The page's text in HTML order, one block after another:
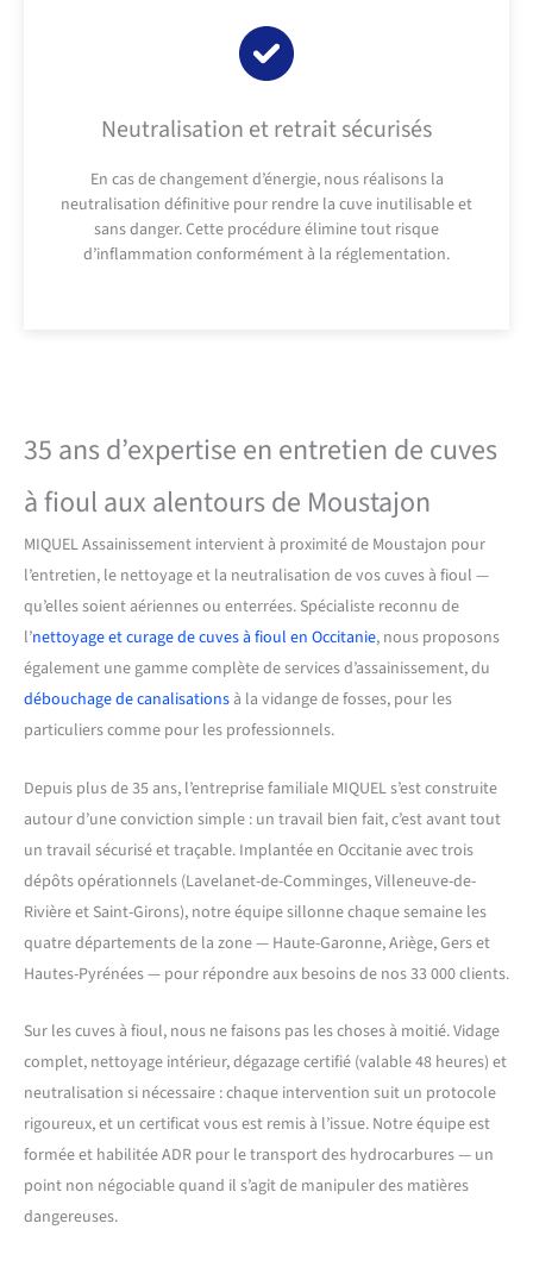
Neutralisation et retrait sécurisés
En cas de changement d’énergie, nous réalisons la
neutralisation définitive pour rendre la cuve inutilisable et
sans danger. Cette procédure élimine tout risque
d’inflammation conformément à la réglementation.
35 ans d’expertise en entretien de cuves
à fioul aux alentours de Moustajon
MIQUEL Assainissement intervient à proximité de Moustajon pour
l’entretien, le nettoyage et la neutralisation de vos cuves à fioul —
qu’elles soient aériennes ou enterrées. Spécialiste reconnu de
l’nettoyage et curage de cuves à fioul en Occitanie, nous proposons
également une gamme complète de services d’assainissement, du
débouchage de canalisationsà la vidange de fosses, pour les
particuliers comme pour les professionnels.
Depuis plus de 35 ans, l’entreprise familiale MIQUEL s’est construite
autour d’une conviction simple : un travail bien fait, c’est avant tout
un travail sécurisé et traçable. Implantée en Occitanie avec trois
dépôts opérationnels (Lavelanet-de-Comminges, Villeneuve-de-
Rivière et Saint-Girons), notre équipe sillonne chaque semaine les
quatre départements de la zone — Haute-Garonne, Ariège, Gers et
Hautes-Pyrénées — pour répondre aux besoins de nos 33 000 clients.
Sur les cuves à fioul, nous ne faisons pas les choses à moitié. Vidage
complet, nettoyage intérieur, dégazage certifié (valable 48 heures) et
neutralisation si nécessaire : chaque intervention suit un protocole
rigoureux, et un certificat vous est remis à l’issue. Notre équipe est
formée et habilitée ADR pour le transport des hydrocarbures — un
point non négociable quand il s’agit de manipuler des matières
dangereuses.